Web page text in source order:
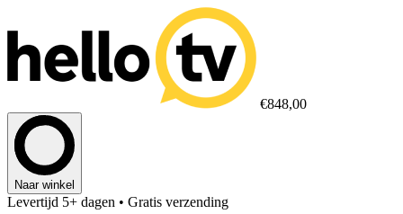
€848,00
Naar winkel
Levertijd 5+ dagen • Gratis verzending